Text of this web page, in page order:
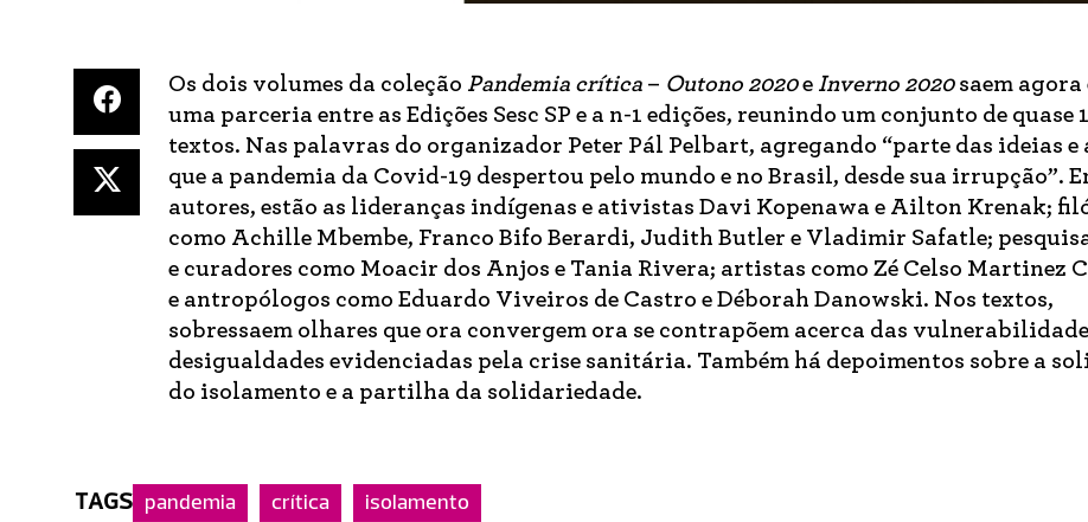
Os dois volumes da coleção Pandemia crítica – Outono 2020e Inverno 2020saem agora
uma parceria entre as Edições Sesc SP e a n-1 edições, reunindo um conjunto de quase
textos. Nas palavras do organizador Peter Pál Pelbart, agregando “parte das ideias e
que a pandemia da Covid-19 despertou pelo mundo e no Brasil, desde sua irrupção”.
autores, estão as lideranças indígenas e ativistas Davi Kopenawa e Ailton Krenak;
como Achille Mbembe, Franco Bifo Berardi, Judith Butler e Vladimir Safatle;
e curadores como Moacir dos Anjos e Tania Rivera; artistas como Zé Celso Martinez
e antropólogos como Eduardo Viveiros de Castro e Déborah Danowski. Nos textos,
sobressaem olhares que ora convergem ora se contrapõem acerca das
desigualdades evidenciadas pela crise sanitária. Também há depoimentos sobre a
do isolamento e a partilha da solidariedade.
TAGS pandemia crítica isolamento